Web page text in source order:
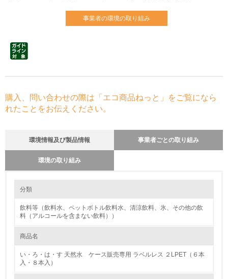
事業者の環境の取り組み
購入、問い合わせの際は「エコ商品ねっと」をご覧になら
れたことをお伝えください。
環境情報及び製品情報 事業者ごとの取り組み
環境の取り組み
※方針を持っている場合は「はい」、方針を持っていない場合
コカ･コーラシステムは世界共通で、KORE（Coca-Cola Operating
てお客様に製品が届くまでの過程における「品質」「食品安全」「環境」
ISOや各種法令の要求事項を満たしつつ、さらに厳しい基準を自らに課す
内容となっています。
1.環境取り組み体制
1.
分類
飲料等（飲料水、ペットボトル飲料水、清涼飲料、氷、その他の飲
料（アルコールを含まない飲料））
商品名
い・ろ・は・す 天然水 ケース販売専用 ラベルレス ２LPET（６本
入・８本入）